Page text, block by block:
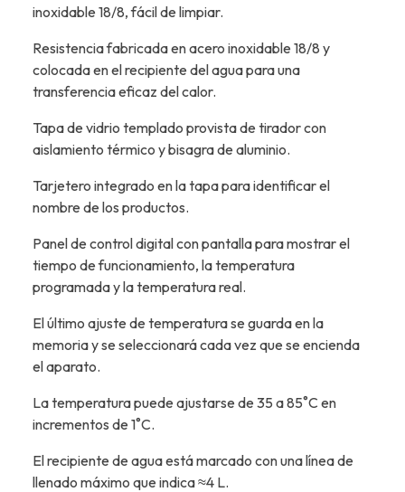
inoxidable 18/8, fácil de limpiar.
Resistencia fabricada en acero inoxidable 18/8 y
colocada en el recipiente del agua para una
transferencia eficaz del calor.
Tapa de vidrio templado provista de tirador con
aislamiento térmico y bisagra de aluminio.
Tarjetero integrado en la tapa para identificar el
nombre de los productos.
Panel de control digital con pantalla para mostrar el
tiempo de funcionamiento, la temperatura
programada y la temperatura real.
El último ajuste de temperatura se guarda en la
memoria y se seleccionará cada vez que se encienda
el aparato.
La temperatura puede ajustarse de 35 a 85˚C en
incrementos de 1˚C.
El recipiente de agua está marcado con una línea de
llenado máximo que indica ≈4 L.